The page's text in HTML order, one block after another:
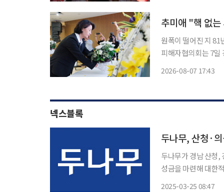
추미애 "핵 없
원폭이 떨어진 지 81
피해자협의회는 7일
2026-08-07 17:43
넥스블록
두나무, 산청·
두나무가 경남 산청,
성금을 마련해 대한적십자사에
2025-03-25 08:47